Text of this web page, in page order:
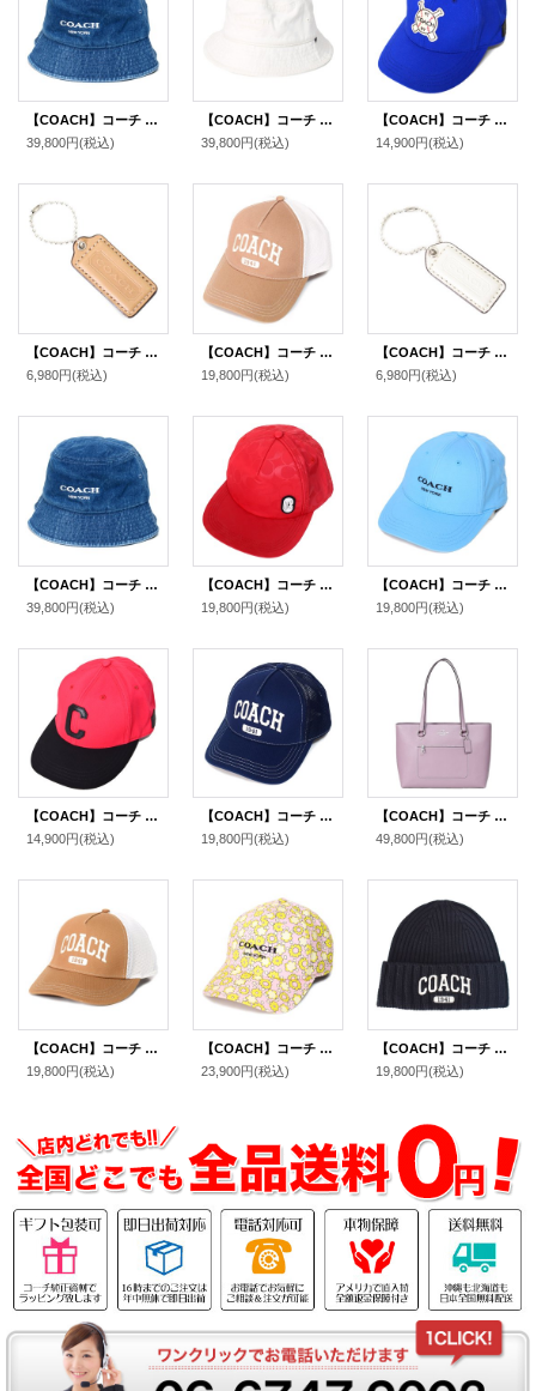
【COACH】コーチ デニム コットン シグネチャー ロゴ バケットハット バケハ サファリハット 帽子 デニム M/L 〔日本未発売〕
39,800円(税込)
【COACH】コーチ バケハ ホワイトデニム コットン シグネチャー ロゴ バケットハット サファリハット 帽子 チャーク〔日本未発売〕
39,800円(税込)
【COACH】コーチ ベースボールバッチ ジャガード レザー キャップ 帽子 ロイヤルブルー〔日本未発売〕
14,900円(税込)
【COACH】コーチ レザー ハングタグ ロゴ チャーム キーホルダー マルチ（日本未発売）
6,980円(税込)
【COACH】コーチ キャップ 帽子 コットン メッシュ レザー ロゴ 1941 バーシティ トラッカー ハット ライトサドル〔日本未発売〕
19,800円(税込)
【COACH】コーチ レザー ハングタグ ロゴ チャーム キーホルダー チャーク（日本未発売）
6,980円(税込)
【COACH】コーチ デニム コットン シグネチャー ロゴ バケットハット バケハ サファリハット 帽子 デニム XS/S 〔日本未発売〕
39,800円(税込)
【COACH】コーチ ナイロン シグネチャー トラッカー ハット キャップ 帽子 レッド〔日本未発売〕
19,800円(税込)
【COACH】コーチ コットン シグネチャー ベースボール ハット ワンポイント ロゴ キャップ 帽子 プール〔日本未発売〕
19,800円(税込)
【COACH】コーチ キャップ 帽子 野球帽 ジャガード ワンポイント キャンバス キャップ バイカラー レッド×ブラック〔日本未発売〕
14,900円(税込)
【COACH】コーチ キャップ 帽子 シグネチャー コットン メッシュ ロゴ エンブロイダード トラッカー ハット ネイビー XS/S〔日本未発売〕
19,800円(税込)
【COACH】コーチ バッグ トート レザー ステーション ジップ トートバッグ ジャスミン〔日本未発売〕
49,800円(税込)
【COACH】コーチ キャップ 帽子 シグネチャー コットン メッシュ ロゴ エンブロイダード トラッカー ハット ライトサドル M/L〔日本未発売〕
19,800円(税込)
【COACH】コーチ キャップ コットン シグネチャー 花柄 フラワー フローラル ロゴ ベースボール 帽子 ライム〔日本未発売〕
23,900円(税込)
【COACH】コーチ ニット帽 ビーニー ウール ニット エンブロイダード ロゴ キャップ 帽子 ブラック（日本未発売）
19,800円(税込)